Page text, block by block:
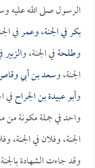
الرسول صلى الله عليه
بكرفي الجنة، وعمرفي
وطلحةفي الجنة، والزبير
الجنة، وسعد بن أبي
وأبو عبيدة بن الجراح
واحد في جملة مكونة من
الجنة، وفلان في الجنة،
وقد جاءت الشهادة